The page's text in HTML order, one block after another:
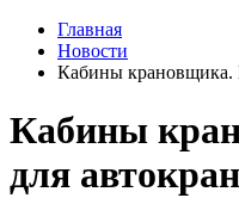
Главная
Новости
Кабины крановщика.
Кабины
для